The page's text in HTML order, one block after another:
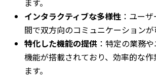
ます。
インタラクティブな多様性 ：ユー
間で双方向のコミュニケーションが
特化した機能の提供 ：特定の業務
機能が搭載されており、効率的な
ます。